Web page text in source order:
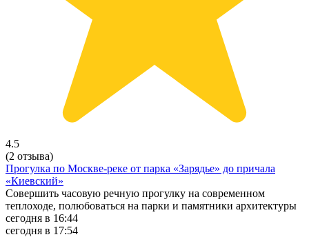
4.5
(2 отзыва)
Прогулка по Москве-реке от парка «Зарядье» до причала
«Киевский»
Совершить часовую речную прогулку на современном
теплоходе, полюбоваться на парки и памятники архитектуры
сегодня в 16:44
сегодня в 17:54